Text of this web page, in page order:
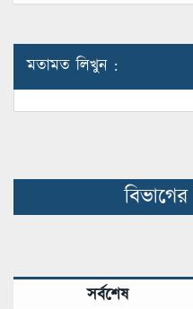
মতামত লিখুন :
সর্বশেষ